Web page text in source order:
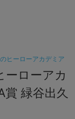
ヒーローアカデミア
ーローアカ
緑谷出久